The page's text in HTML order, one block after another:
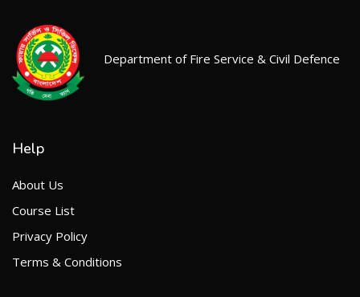
Department of Fire Service & Civil Defence
Help
About Us
Course List
Privacy Policy
Terms & Conditions